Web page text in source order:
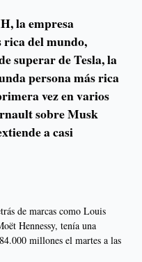
la empresa
rica del mundo,
superar de Tesla, la
persona más rica
vez en varios
sobre Musk
a casi
de marcas como Louis
Hennessy, tenía una
millones el martes a las